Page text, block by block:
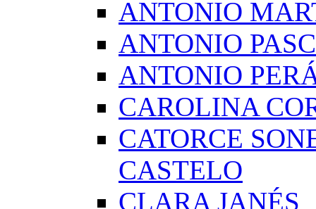
ANTONIO
ANTONIO
ANTONIO
CAROLINA
CATORCE
CASTELO
CLARA JANÉS